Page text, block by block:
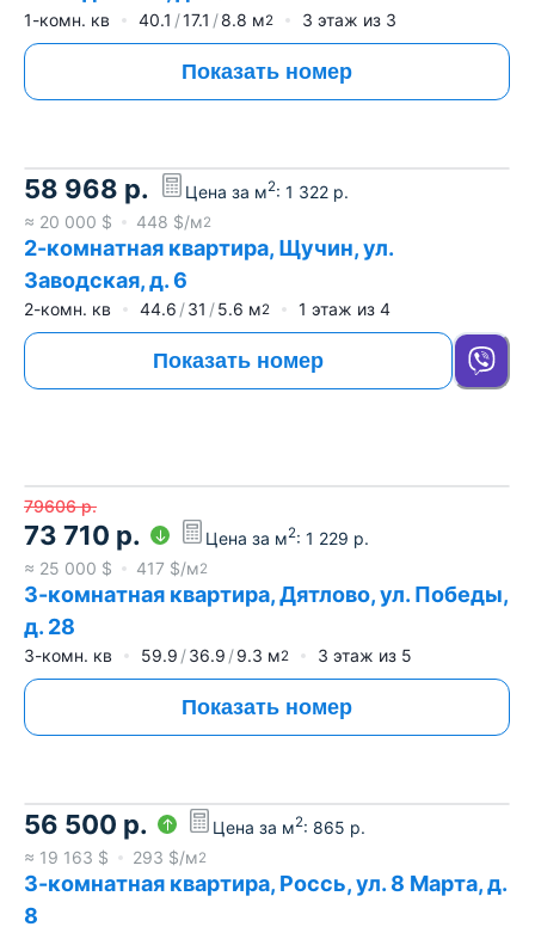
1-комн. кв 40.1 17.1 8.8 м2 3 этаж из 3
Показать номер
58 968 р. Цена за м2: 1 322 р.
≈ 20 000 $ 448 $/м2
2-комнатная квартира, Щучин, ул.
Заводская, д. 6
2-комн. кв 44.6 31 5.6 м2 1 этаж из 4
Показать номер
79606 р.
73 710 р. Цена за м2: 1 229 р.
≈ 25 000 $ 417 $/м2
3-комнатная квартира, Дятлово, ул. Победы,
д. 28
3-комн. кв 59.9 36.9 9.3 м2 3 этаж из 5
Показать номер
56 500 р. Цена за м2: 865 р.
≈ 19 163 $ 293 $/м2
3-комнатная квартира, Россь, ул. 8 Марта, д.
8